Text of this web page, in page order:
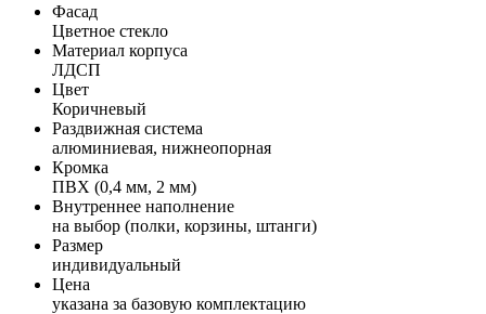
Фасад
Цветное стекло
Материал корпуса
ЛДСП
Цвет
Коричневый
Раздвижная система
алюминиевая, нижнеопорная
Кромка
ПВХ (0,4 мм, 2 мм)
Внутреннее наполнение
на выбор (полки, корзины, штанги)
Размер
индивидуальный
Цена
указана за базовую комплектацию